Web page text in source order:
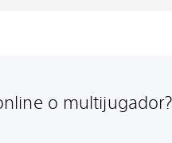
o multijugador?